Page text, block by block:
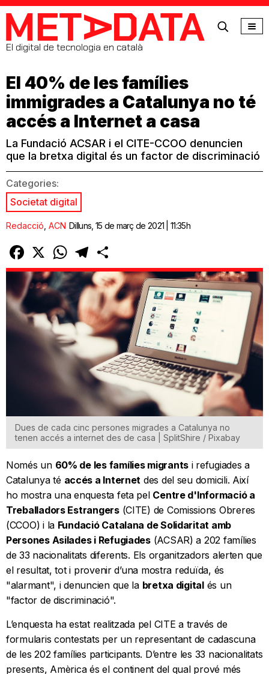
MetaData
El digital de tecnologia en català
El 40% de les famílies
immigrades a Catalunya no té
accés a Internet a casa
La Fundació ACSAR i el CITE-CCOO denuncien
que la bretxa digital és un factor de discriminació
Categories:
Societat digital
Redacció ACN Dilluns, 15 de març de 2021 | 11:35h
Facebook
X WhatsAppTelegram
Dues de cada cinc persones migrades a Catalunya no
tenen accés a internet des de casa | SplitShire / Pixabay
Només un 60% de les famílies migrants i refugiades a
Catalunya té accés a Internet des del seu domicili. Així
ho mostra una enquesta feta pel Centre d'Informació a
Treballadors Estrangers(CITE) de Comissions Obreres
(CCOO) i la Fundació Catalana de Solidaritat amb
Persones Asilades i Refugiades(ACSAR) a 202 famílies
de 33 nacionalitats diferents. Els organitzadors alerten que
el resultat, tot i provenir d’una mostra reduïda, és
"alarmant", i denuncien que la bretxa digitalés un
"factor de discriminació".
L’enquesta ha estat realitzada pel CITE a través de
formularis contestats per un representant de cadascuna
de les 202 famílies participants. D’entre les 33 nacionalitats
presents, Amèrica és el continent del qual prové més